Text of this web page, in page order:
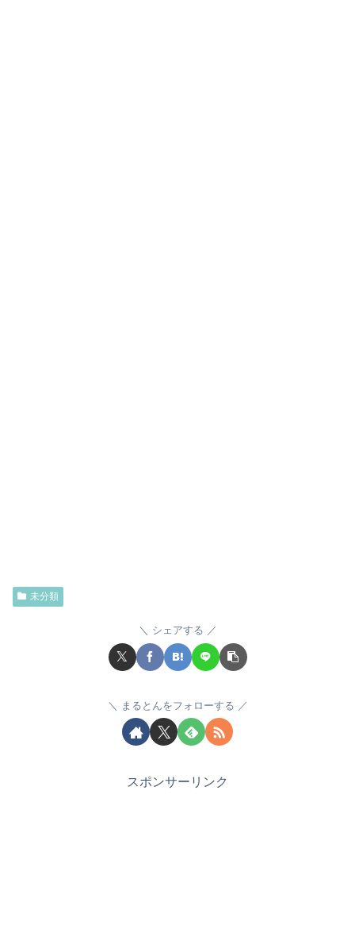
未分類
シェアする
まるとんをフォローする
スポンサーリンク